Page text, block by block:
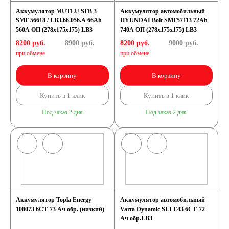
Аккумулятор MUTLU SFB 3
SMF 56618 / LB3.66.056.A 66Ah
560A ОП (278х175х175) LB3
8200 руб.
при обмене
8900руб.
В корзину
Купить в 1 клик
Под заказ 2 дня
Аккумулятор автомобильный
HYUNDAI Bolt SMF57113 72Ah
740A ОП (278x175x175) LB3
8200 руб.
при обмене
9000 руб.
В корзину
Купить в 1 клик
Под заказ 2 дня
Аккумулятор Topla Energy
108073 6СТ-73 Ач обр. (низкий)
Аккумулятор автомобильный
Varta Dynamic SLI E43 6СТ-72
Ач обр.LB3